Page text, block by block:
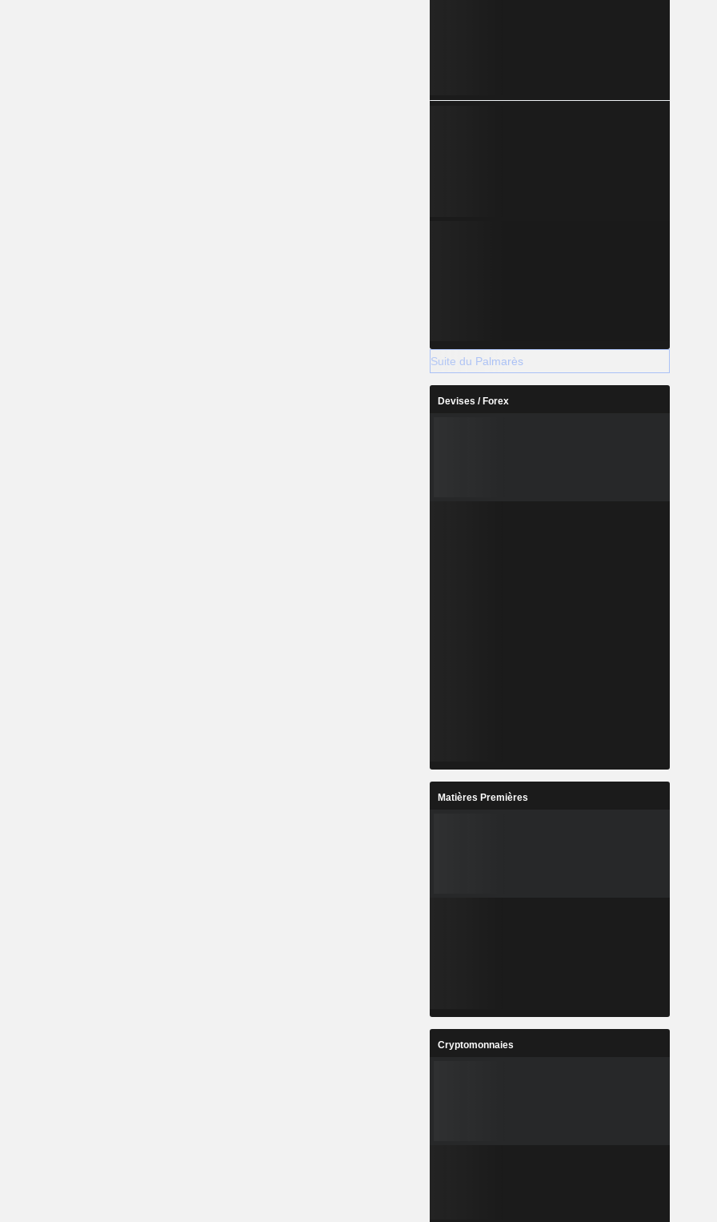
Suite du Palmarès
Devises / Forex
Matières Premières
Cryptomonnaies